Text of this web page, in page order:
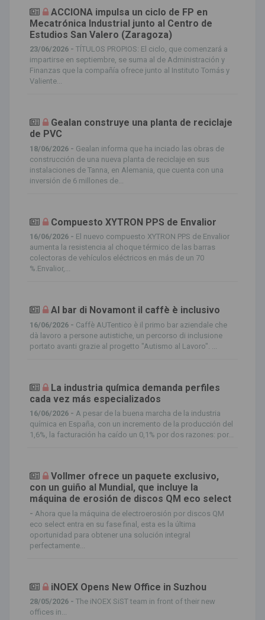
ACCIONA impulsa un ciclo de FP en
Mecatrónica Industrial junto al Centro de
Estudios San Valero (Zaragoza)
23/06/2026 - TÍTULOS PROPIOS: El ciclo, que comenzará a
impartirse en septiembre, se suma al de Administración y
Finanzas que la compañía ofrece junto al Instituto Tomás y
Valiente...
Gealan construye una planta de reciclaje
de PVC
18/06/2026 - Gealan informa que ha inciado las obras de
construcción de una nueva planta de reciclaje en sus
instalaciones de Tanna, en Alemania, que cuenta con una
inversión de 6 millones de...
Compuesto XYTRON PPS de Envalior
16/06/2026 - El nuevo compuesto XYTRON PPS de Envalior
aumenta la resistencia al choque térmico de las barras
colectoras de vehículos eléctricos en más de un 70
%.Envalior,...
Al bar di Novamont il caffè è inclusivo
16/06/2026 - Caffè AUTentico è il primo bar aziendale che
dà lavoro a persone autistiche, un percorso di inclusione
portato avanti grazie al progetto "Autismo al Lavoro". ...
La industria química demanda perfiles
cada vez más especializados
16/06/2026 - A pesar de la buena marcha de la industria
química en España, con un incremento de la producción del
1,6%, la facturación ha caído un 0,1% por dos razones: por...
Vollmer ofrece un paquete exclusivo,
con un guiño al Mundial, que incluye la
máquina de erosión de discos QM eco select
- Ahora que la máquina de electroerosión por discos QM
eco select entra en su fase final, esta es la última
oportunidad para obtener una solución integral
perfectamente...
iNOEX Opens New Office in Suzhou
28/05/2026 - The iNOEX SiST team in front of their new
offices in...